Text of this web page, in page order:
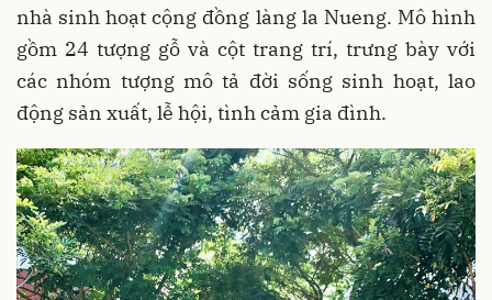
nhà sinh hoạt cộng đồng làng la Nueng. Mô hình
gồm 24 tượng gỗ và cột trang trí, trưng bày với
các nhóm tượng mô tả đời sống sinh hoạt, lao
động sản xuất, lễ hội, tình cảm gia đình.